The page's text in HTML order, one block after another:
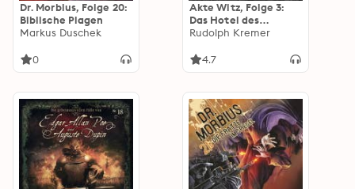
Dr. Morbius, Folge 20:
Biblische Plagen
Markus Duschek
0
Akte Witz, Folge 3:
Das Hotel des
Ziegensaugers
Rudolph Kremer
4.7